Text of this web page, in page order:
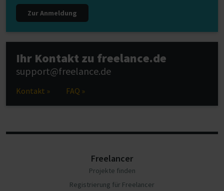
Zur Anmeldung
Ihr Kontakt zu freelance.de
support@freelance.de
Kontakt » FAQ »
Freelancer
Projekte finden
Registrierung für Freelancer